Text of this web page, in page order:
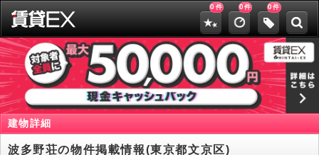
0 件 0件 0件
建物詳細
波多野荘の物件掲載情報(東京都文京区)